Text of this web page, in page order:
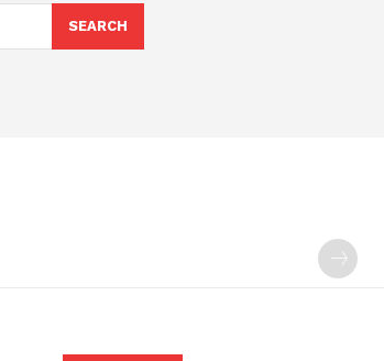
SEARCH